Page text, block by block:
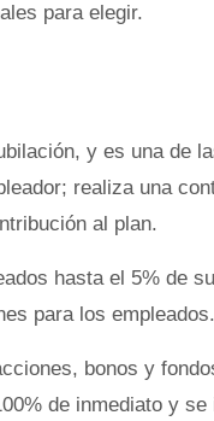
para elegir.
y es una de
realiza una
al plan.
hasta el 5% de
para los empleados.
bonos y
de inmediato y se